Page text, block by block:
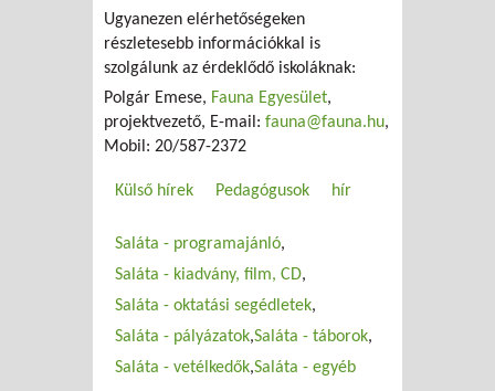
Ugyanezen elérhetőségeken
részletesebb információkkal is
szolgálunk az érdeklődő iskoláknak:
Polgár Emese, Fauna Egyesület,
projektvezető, E-mail: fauna@fauna.hu,
Mobil: 20/587-2372
Külső hírek Pedagógusok hír
Saláta - programajánló
Saláta - kiadvány, film, CD
Saláta - oktatási segédletek
Saláta - pályázatok Saláta - táborok
Saláta - vetélkedők Saláta - egyéb